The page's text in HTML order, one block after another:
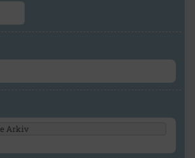
Arkiv